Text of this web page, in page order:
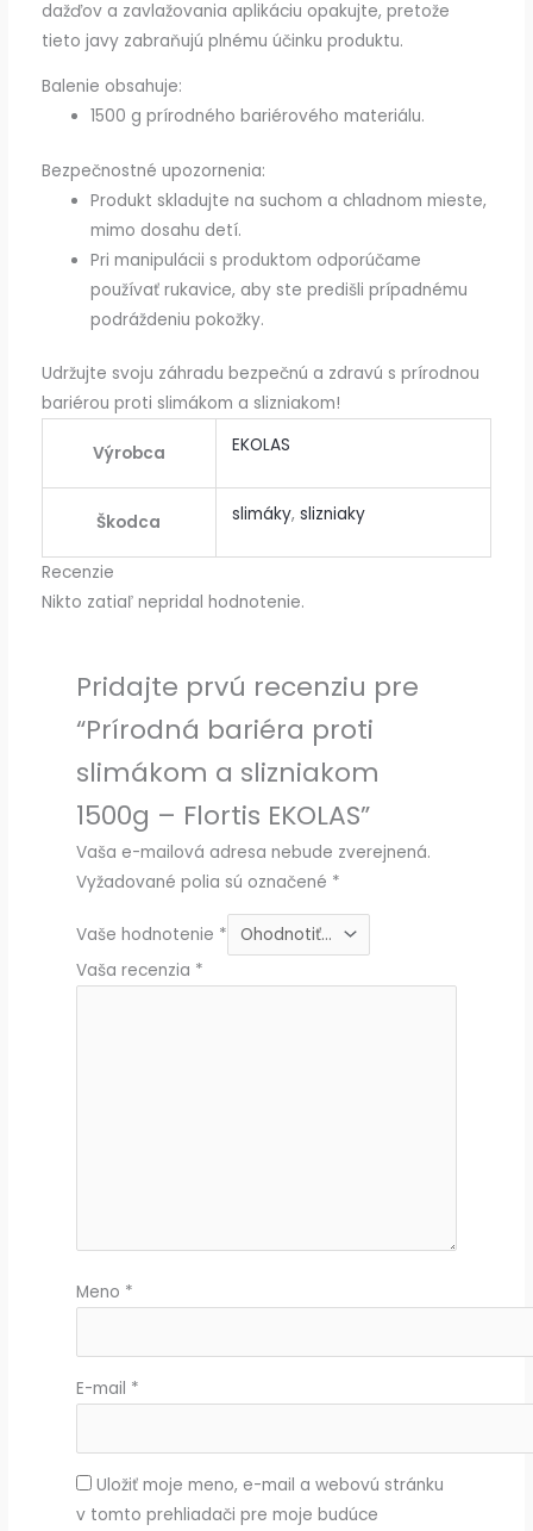
dažďov a zavlažovania aplikáciu opakujte, pretože
tieto javy zabraňujú plnému účinku produktu.
Balenie obsahuje:
1500 g prírodného bariérového materiálu.
Bezpečnostné upozornenia:
Produkt skladujte na suchom a chladnom mieste,
mimo dosahu detí.
Pri manipulácii s produktom odporúčame
používať rukavice, aby ste predišli prípadnému
podráždeniu pokožky.
Udržujte svoju záhradu bezpečnú a zdravú s prírodnou
bariérou proti slimákom a slizniakom!
Výrobca EKOLAS
Škodca slimáky,slizniaky
Recenzie
Nikto zatiaľ nepridal hodnotenie.
Pridajte prvú recenziu pre
“Prírodná bariéra proti
slimákom a slizniakom
1500g – Flortis EKOLAS”
Vaša e-mailová adresa nebude zverejnená.
Vyžadované polia sú označené *
Vaše hodnotenie *
Vaša recenzia *
Meno *
E-mail *
Uložiť moje meno, e-mail a webovú stránku
v tomto prehliadači pre moje budúce